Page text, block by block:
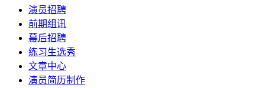
​演员招聘
​前期组讯
​幕后招聘
​练习生选秀
文章中心
演员简历制作